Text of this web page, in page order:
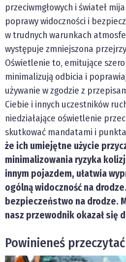
przeciwmgłowych i świateł
poprawy widoczności i
w trudnych warunkach
występuje zmniejszona
Oświetlenie to, emitujące
minimalizują odbicia i
używanie w zgodzie z
Ciebie i innych uczestników
niedziałające oświetlenie
skutkować mandatami i
że ich umiejętne użycie
minimalizowania ryzyka
innym pojazdem, ułatwia
ogólną widoczność na
bezpieczeństwo na drodze.
nasz przewodnik okazał się
Powinieneś